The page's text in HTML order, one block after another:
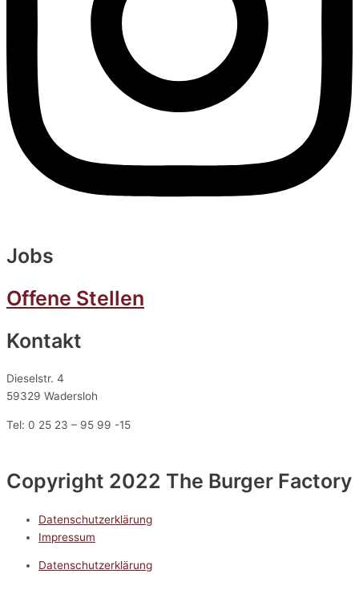
Jobs
Offene Stellen
Kontakt
Dieselstr. 4
59329 Wadersloh
Tel: 0 25 23 – 95 99 -15
Copyright 2022 The Burger Factory
Datenschutzerklärung
Impressum
Datenschutzerklärung